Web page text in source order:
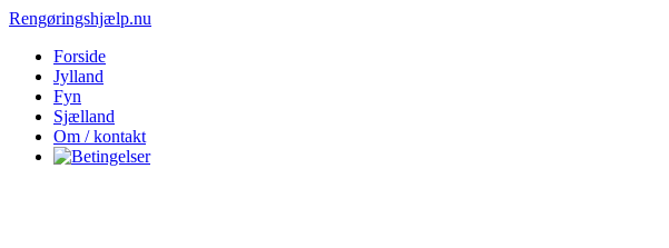
Rengøringshjælp.nu
Forside
Jylland
Fyn
Sjælland
Om / kontakt